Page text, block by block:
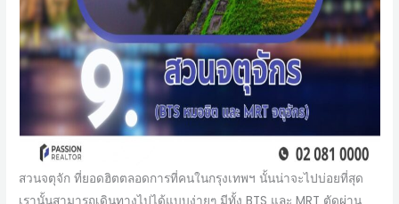
สวนจตุจัก ที่ยอดฮิตตลอดการที่คนในกรุงเทพฯ นั้นน่าจะไปบ่อยที่สุด